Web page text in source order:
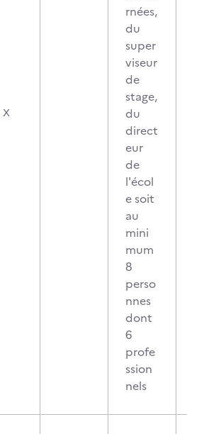
X
rnées,
du
super
viseur
de
stage,
du
direct
eur
de
l'écol
e soit
au
mini
mum
8
perso
nnes
dont
6
profe
ssion
nels